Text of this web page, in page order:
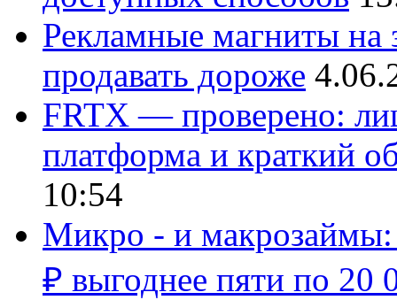
Рекламные магниты на
продавать дороже
FRTX — проверено:
платформа и краткий
10:54
Микро - и макрозаймы:
₽ выгоднее пяти по 20